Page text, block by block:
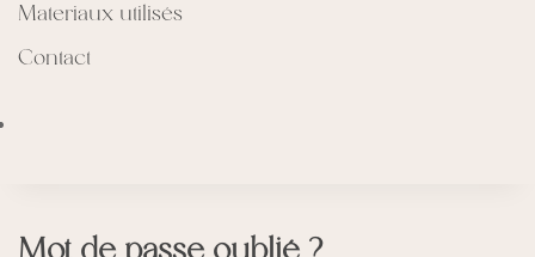
Materiaux utilisés
Contact